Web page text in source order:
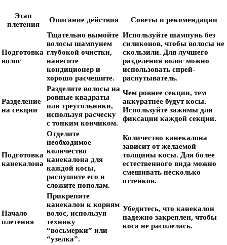
Этап
плетения
Описание действия Советы и рекомендации
Подготовка
волос
Тщательно вымойте
волосы шампунем
глубокой очистки,
нанесите
кондиционер и
хорошо расчешите.
Используйте шампунь без
силиконов, чтобы волосы не
скользили. Для лучшего
разделения волос можно
использовать спрей-
распутыватель.
Разделение
на секции
Разделите волосы на
ровные квадраты
или треугольники,
используя расческу
с тонким кончиком.
Чем ровнее секции, тем
аккуратнее будут косы.
Используйте зажимы для
фиксации каждой секции.
Подготовка
канекалона
Отделите
необходимое
количество
канекалона для
каждой косы,
распушите его и
сложите пополам.
Количество канекалона
зависит от желаемой
толщины косы. Для более
естественного вида можно
смешивать несколько
оттенков.
Начало
плетения
Прикрепите
канекалон к корням
волос, используя
технику
“восьмерки” или
“узелка”.
Убедитесь, что канекалон
надежно закреплен, чтобы
коса не расплелась.